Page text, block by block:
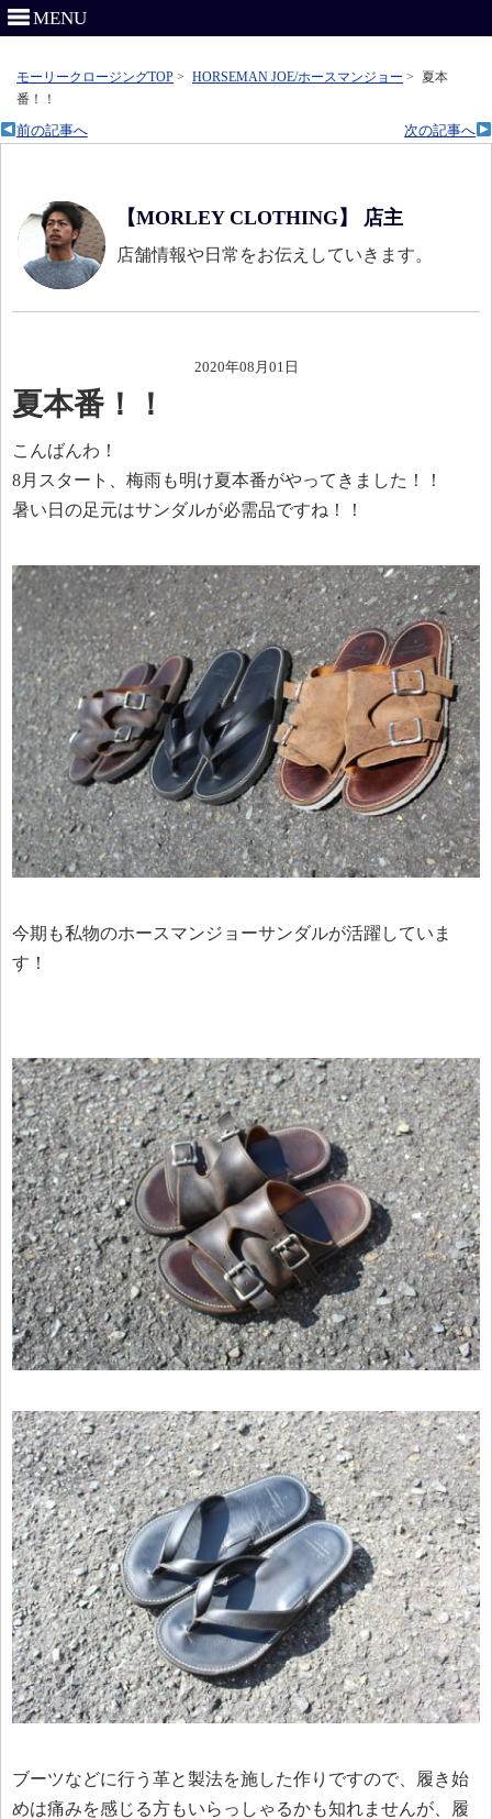
MENU
モーリークロージングTOP > HORSEMAN JOE/ホースマンジョー > 夏本
番！！
次の記事へ
前の記事へ
【MORLEY CLOTHING】 店主
店舗情報や日常をお伝えしていきます。
2020年08月01日
夏本番！！
こんばんわ！
8月スタート、梅雨も明け夏本番がやってきました！！
暑い日の足元はサンダルが必需品ですね！！
今期も私物のホースマンジョーサンダルが活躍していま
す！
ブーツなどに行う革と製法を施した作りですので、履き始
めは痛みを感じる方もいらっしゃるかも知れませんが、履